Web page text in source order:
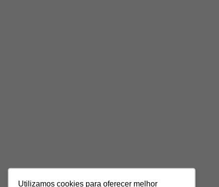
Utilizamos cookies para oferecer melhor